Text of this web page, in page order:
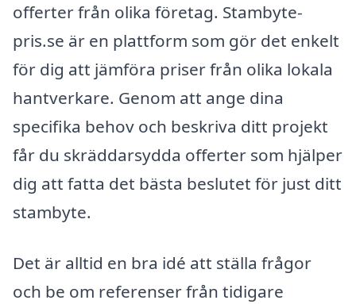
offerter från olika företag. Stambyte-
pris.se är en plattform som gör det enkelt
för dig att jämföra priser från olika lokala
hantverkare. Genom att ange dina
specifika behov och beskriva ditt projekt
får du skräddarsydda offerter som hjälper
dig att fatta det bästa beslutet för just ditt
stambyte.
Det är alltid en bra idé att ställa frågor
och be om referenser från tidigare